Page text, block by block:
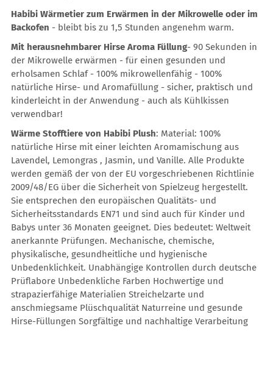
Habibi Wärmetier zum Erwärmen in der Mikrowelle oder im
Backofen - bleibt bis zu 1,5 Stunden angenehm warm.
Mit herausnehmbarer Hirse Aroma Füllung- 90 Sekunden in
der Mikrowelle erwärmen - für einen gesunden und
erholsamen Schlaf - 100% mikrowellenfähig - 100%
natürliche Hirse- und Aromafüllung - sicher, praktisch und
kinderleicht in der Anwendung - auch als Kühlkissen
verwendbar!
Wärme Stofftiere von Habibi Plush: Material: 100%
natürliche Hirse mit einer leichten Aromamischung aus
Lavendel, Lemongras , Jasmin, und Vanille. Alle Produkte
werden gemäß der von der EU vorgeschriebenen Richtlinie
2009/48/EG über die Sicherheit von Spielzeug hergestellt.
Sie entsprechen den europäischen Qualitäts- und
Sicherheitsstandards EN71 und sind auch für Kinder und
Babys unter 36 Monaten geeignet. Dies bedeutet: Weltweit
anerkannte Prüfungen. Mechanische, chemische,
physikalische, gesundheitliche und hygienische
Unbedenklichkeit. Unabhängige Kontrollen durch deutsche
Prüflabore Unbedenkliche Farben Hochwertige und
strapazierfähige Materialien Streichelzarte und
anschmiegsame Plüschqualität Naturreine und gesunde
Hirse-Füllungen Sorgfältige und nachhaltige Verarbeitung